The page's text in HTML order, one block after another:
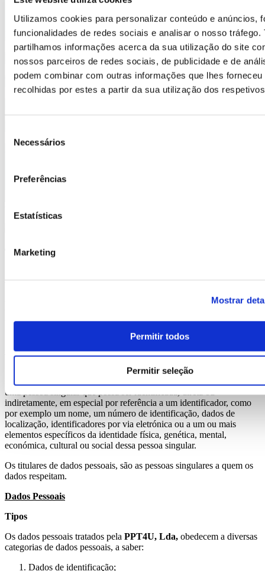
Utilizamos cookies para personalizar conteúdo e anúncios,
funcionalidades de redes sociais e analisar o nosso tráfego.
partilhamos informações acerca da sua utilização do site
nossos parceiros de redes sociais, de publicidade e de
podem combinar com outras informações que lhes forneceu
recolhidas por estes a partir da sua utilização dos
Necessários
Preferências
Estatísticas
Marketing
Mostrar
Permitir todos
Permitir seleção
" indica campos obrigatórios
Nome*
Email*
Telefone*
Concordo com os
Desenvolvido por
TERMOS E CONDIÇÕES
O nosso compromisso
, tem um firme compromisso com a privacidade e
com as disposições constantes do Regulamento Geral sobre a
Proteção de Dados (“RGPD”), e demais legislação aplicável.
Conceitos
Um dado pessoal é qualquer informação relativa a uma pessoa
singular identificada ou identificável. É considerada identificável
uma pessoa singular que possa ser identificada, direta ou
indiretamente, em especial por referência a um identificador, como
por exemplo um nome, um número de identificação, dados de
localização, identificadores por via eletrónica ou a um ou mais
elementos específicos da identidade física, genética, mental,
económica, cultural ou social dessa pessoa singular.
Os titulares de dados pessoais, são as pessoas singulares a quem os
dados respeitam.
Dados Pessoais
Tipos
Os dados pessoais tratados pela PPT4U, Lda, obedecem a diversas
categorias de dados pessoais, a saber:
Dados de identificação;